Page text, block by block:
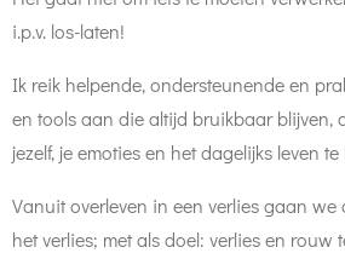
i.p.v. los-laten!
Ik reik helpende, ondersteunende en
en tools aan die altijd bruikbaar blijven,
jezelf, je emoties en het dagelijks leven
Vanuit overleven in een verlies gaan
het verlies; met als doel: verlies en rouw